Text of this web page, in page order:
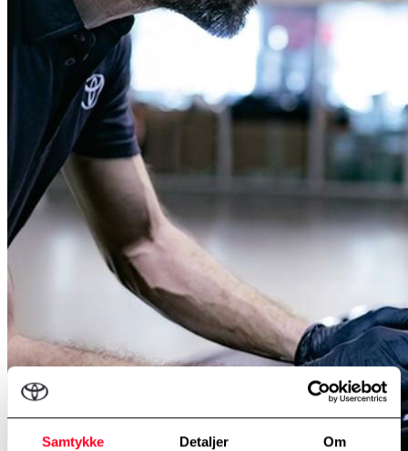
Samtykke Detaljer Om